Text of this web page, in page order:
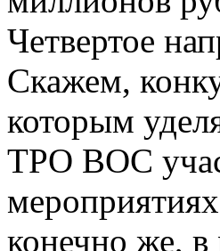
Четвертое
Скажем,
которым
ТРО ВОС
конечно же, в